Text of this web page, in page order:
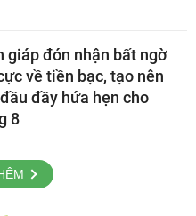
giáp đón nhận bất ngờ
về tiền bạc, tạo nên
đầy hứa hẹn cho
8